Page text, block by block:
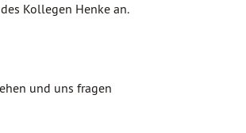
Kollegen Henke an.
und uns fragen